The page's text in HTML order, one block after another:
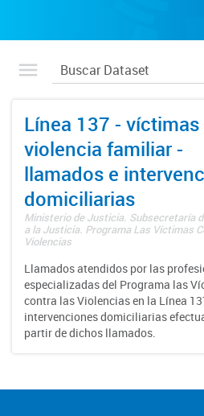
Línea 137 - víctimas
violencia familiar -
llamados e
domiciliarias
Ministerio de Justicia. Subsecretaría
a la Justicia. Programa Las Víctimas
Violencias
Llamados atendidos por las
especializadas del Programa las
contra las Violencias en la Línea
intervenciones domiciliarias
partir de dichos llamados.